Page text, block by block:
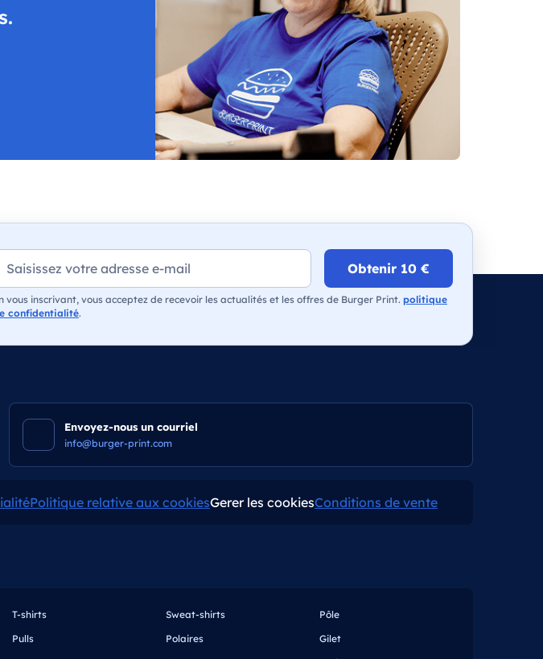
mail
Obtenir 10 €
vous inscrivant, vous acceptez de recevoir les actualités et les offres de Burger Print. politique
confidentialité.
Envoyez-nous un courriel
info@burger-print.com
Politique relative aux cookiesGerer les cookiesConditions de vente
T-shirts Sweat-shirts
Pôle
Pulls Polaires
Gilet